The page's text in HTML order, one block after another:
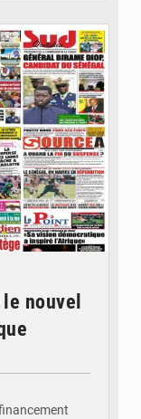
nouvel